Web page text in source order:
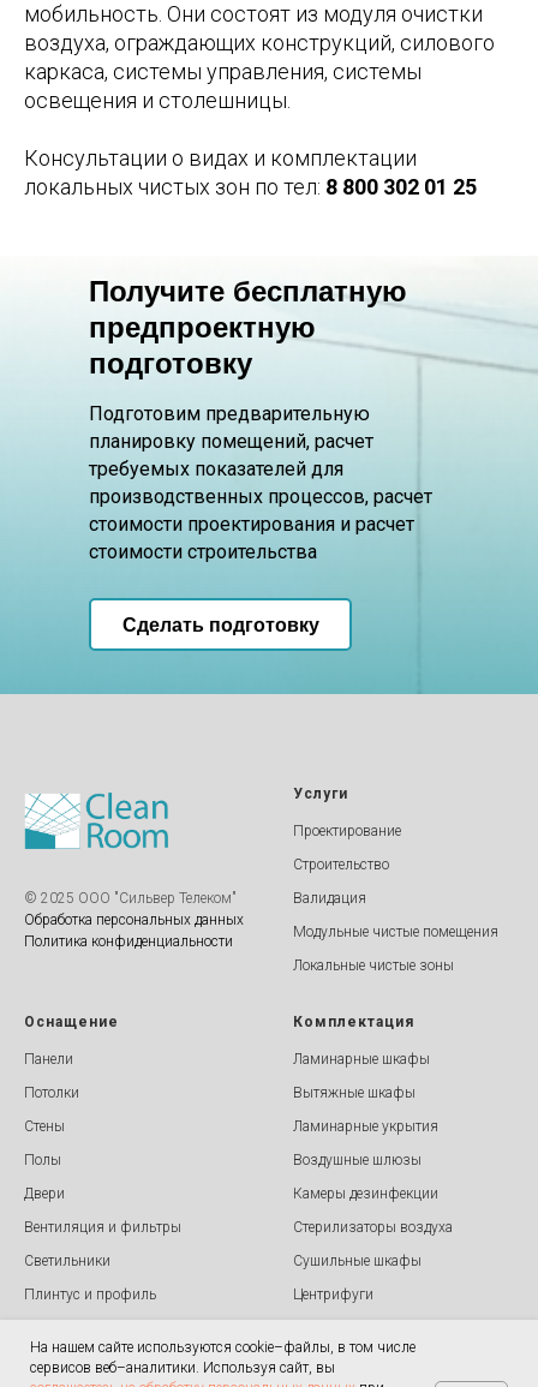
На нашем сайте используются cookie–файлы, в том числе
сервисов веб–аналитики. Используя сайт, вы
мобильность. Они состоят из модуля очистки
воздуха, ограждающих конструкций, силового
каркаса, системы управления, системы
освещения и столешницы.
Консультации о видах и комплектации
локальных чистых зон по тел: 8 800 302 01 25
Получите бесплатную
предпроектную
подготовку
Подготовим предварительную
планировку помещений, расчет
требуемых показателей для
производственных процессов, расчет
стоимости проектирования и расчет
стоимости строительства
Сделать подготовку
© 2025 ООО "Cильвер Телеком"
Обработка персональных данных
Политика конфиденциальности
Услуги
Проектирование
Строительство
Валидация
Модульные чистые помещения
Локальные чистые зоны
Оснащение
Панели
Потолки
Стены
Полы
Двери
Вентиляция и фильтры
Светильники
Плинтус и профиль
Передаточные окна
Комплектация
Ламинарные шкафы
Вытяжные шкафы
Ламинарные укрытия
Воздушные шлюзы
Камеры дезинфекции
Стерилизаторы воздуха
Сушильные шкафы
Центрифуги